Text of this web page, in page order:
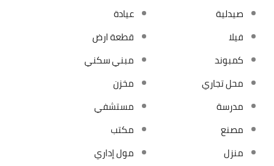
صيدلية
عيادة
فيلا
قطعة ارض
كمبوند
مبني سكني
محل تجاري
مخزن
مدرسة
مستشفي
مصنع
مكتب
منزل
مول إداري